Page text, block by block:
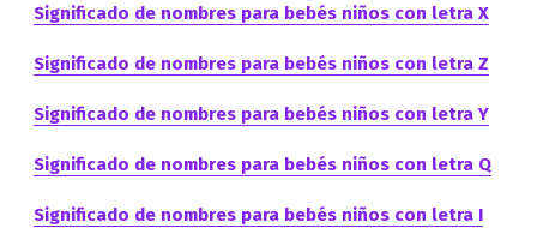
Significado de nombres para bebés niños con letra X
Significado de nombres para bebés niños con letra Z
Significado de nombres para bebés niños con letra Y
Significado de nombres para bebés niños con letra Q
Significado de nombres para bebés niños con letra I